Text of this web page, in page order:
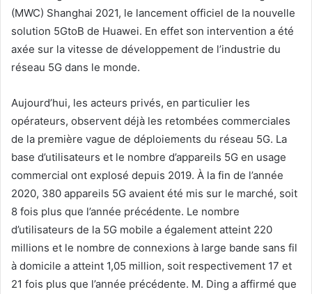
(MWC) Shanghai 2021, le lancement officiel de la nouvelle
solution 5GtoB de Huawei. En effet son intervention a été
axée sur la vitesse de développement de l’industrie du
réseau 5G dans le monde.
Aujourd’hui, les acteurs privés, en particulier les
opérateurs, observent déjà les retombées commerciales
de la première vague de déploiements du réseau 5G. La
base d’utilisateurs et le nombre d’appareils 5G en usage
commercial ont explosé depuis 2019. À la fin de l’année
2020, 380 appareils 5G avaient été mis sur le marché, soit
8 fois plus que l’année précédente. Le nombre
d’utilisateurs de la 5G mobile a également atteint 220
millions et le nombre de connexions à large bande sans fil
à domicile a atteint 1,05 million, soit respectivement 17 et
21 fois plus que l’année précédente. M. Ding a affirmé que